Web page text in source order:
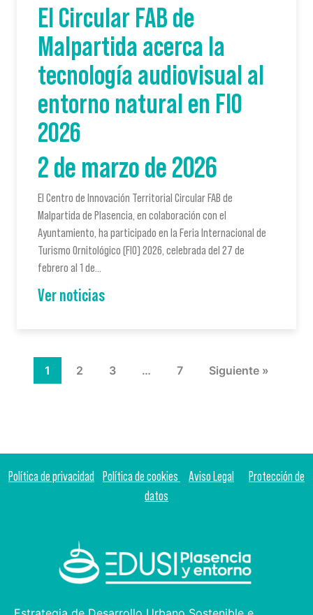
El Circular FAB de
Malpartida acerca la
tecnología audiovisual al
entorno natural en FIO
2026
2 de marzo de 2026
El Centro de Innovación Territorial Circular FAB de
Malpartida de Plasencia, en colaboración con el
Ayuntamiento, ha participado en la Feria Internacional de
Turismo Ornitológico (FIO) 2026, celebrada del 27 de
febrero al 1 de…
Ver noticias
1 2 3 … 7 Siguiente »
Política de privacidad Política de cookies Aviso Legal
Protección de
datos